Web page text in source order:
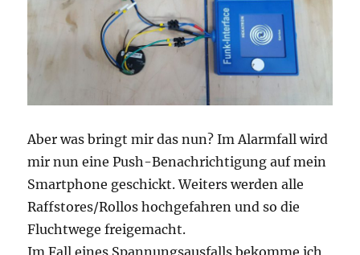
Aber was bringt mir das nun? Im Alarmfall wird
mir nun eine Push-Benachrichtigung auf mein
Smartphone geschickt. Weiters werden alle
Raffstores/Rollos hochgefahren und so die
Fluchtwege freigemacht.